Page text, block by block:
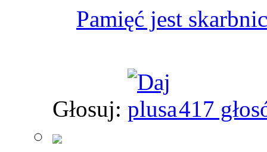
Pamięć jest
Głosuj: 417